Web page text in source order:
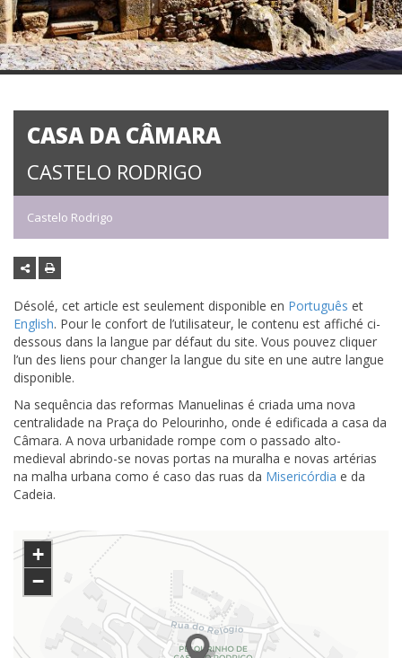
CASA DA CÂMARA
CASTELO RODRIGO
Castelo Rodrigo
Désolé, cet article est seulement disponible en Português et
English. Pour le confort de l’utilisateur, le contenu est affiché ci-
dessous dans la langue par défaut du site. Vous pouvez cliquer
l’un des liens pour changer la langue du site en une autre langue
disponible.
Na sequência das reformas Manuelinas é criada uma nova
centralidade na Praça do Pelourinho, onde é edificada a casa da
Câmara. A nova urbanidade rompe com o passado alto-
medieval abrindo-se novas portas na muralha e novas artérias
na malha urbana como é caso das ruas da Misericórdia e da
Cadeia.
+
−